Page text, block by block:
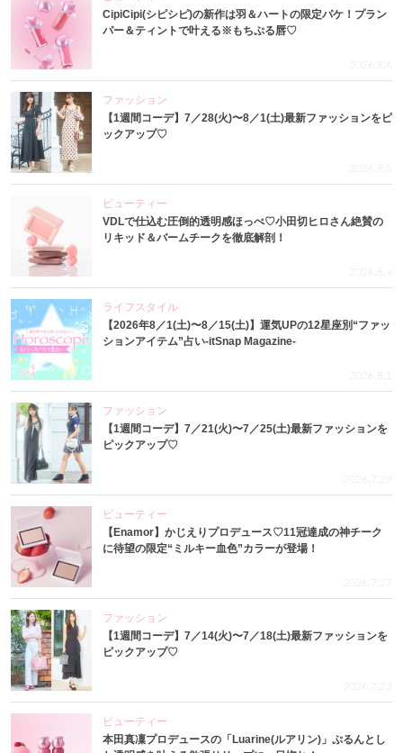
CipiCipi(シピシピ)の新作は羽＆ハートの限定パケ！プラン
パー＆ティントで叶える※もちぷる唇♡
2026.8.6
ファッション
【1週間コーデ】7／28(火)〜8／1(土)最新ファッションをピ
ックアップ♡
2026.8.5
ビューティー
VDLで仕込む圧倒的透明感ほっぺ♡小田切ヒロさん絶賛の
リキッド＆バームチークを徹底解剖！
2026.8.4
ライフスタイル
【2026年8／1(土)〜8／15(土)】運気UPの12星座別“ファッ
ションアイテム”占い-itSnap Magazine-
2026.8.1
ファッション
【1週間コーデ】7／21(火)〜7／25(土)最新ファッションを
ピックアップ♡
2026.7.29
ビューティー
【Enamor】かじえりプロデュース♡11冠達成の神チーク
に待望の限定“ミルキー血色”カラーが登場！
2026.7.27
ファッション
【1週間コーデ】7／14(火)〜7／18(土)最新ファッションを
ピックアップ♡
2026.7.23
ビューティー
本田真凜プロデュースの「Luarine(ルアリン)」ぷるんとし